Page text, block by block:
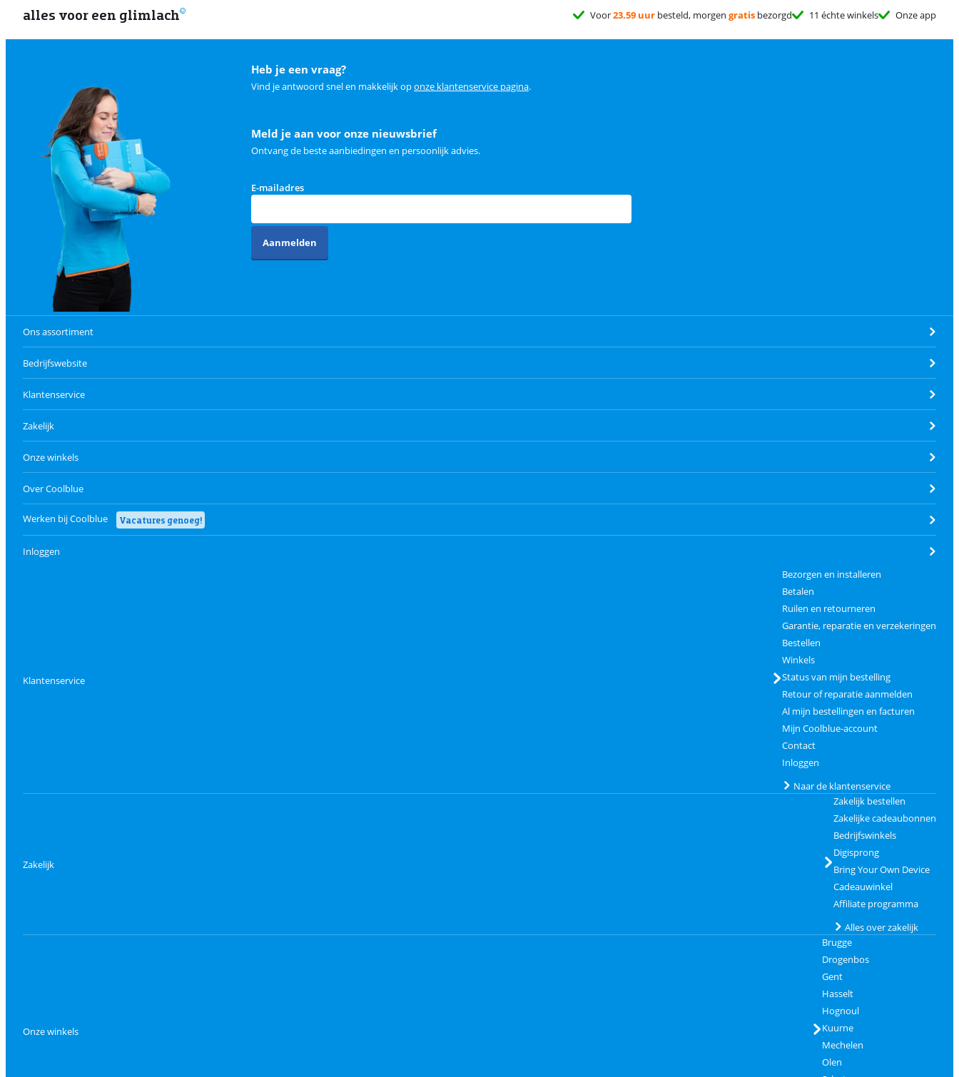
alles voor een glimlach Voor23.59 uur besteld, morgen gratis bezorgd 11 échte winkels Onze app
Heb je een vraag?
Vind je antwoord snel en makkelijk oponze klantenservice pagina.
Meld je aan voor onze nieuwsbrief
Ontvang de beste aanbiedingen en persoonlijk advies.
E-mailadres
Aanmelden
Ons assortiment
Bedrijfswebsite
Klantenservice
Zakelijk
Onze winkels
Over Coolblue
Werken bij Coolblue Vacatures genoeg!
Inloggen
Klantenservice
Bezorgen en installeren
Betalen
Ruilen en retourneren
Garantie, reparatie en verzekeringen
Bestellen
Winkels
Status van mijn bestelling
Retour of reparatie aanmelden
Al mijn bestellingen en facturen
Mijn Coolblue-account
Contact
Inloggen
Naar de klantenservice
Zakelijk
Zakelijk bestellen
Zakelijke cadeaubonnen
Bedrijfswinkels
Digisprong
Bring Your Own Device
Cadeauwinkel
Affiliate programma
Alles over zakelijk
Onze winkels
Brugge
Drogenbos
Gent
Hasselt
Hognoul
Kuurne
Mechelen
Olen